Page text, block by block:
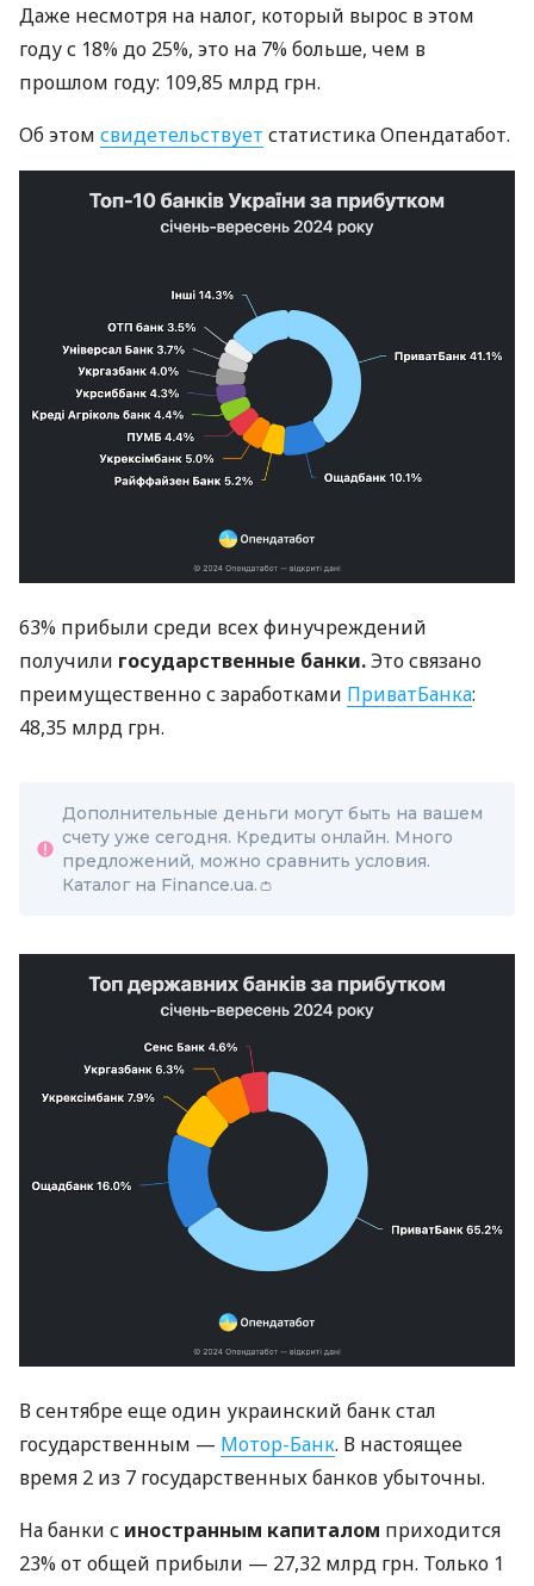
Даже несмотря на налог, который вырос в этом
году с 18% до 25%, это на 7% больше, чем в
прошлом году: 109,85 млрд грн.
Об этом свидетельствует статистика Опендатабот.
63% прибыли среди всех финучреждений
получили государственные банки.Это связано
преимущественно с заработками ПриватБанка:
48,35 млрд грн.
Дополнительные деньги могут быть на вашем
счету уже сегодня. Кредиты онлайн. Много
предложений, можно сравнить условия.
Каталог на Finance.ua.👛
В сентябре еще один украинский банк стал
государственным — Мотор-Банк. В настоящее
время 2 из 7 государственных банков убыточны.
На банки с иностранным капиталом приходится
23% от общей прибыли — 27,32 млрд грн. Только 1